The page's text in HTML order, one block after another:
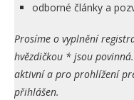
odborné články a
Prosíme o vyplnění
hvězdičkou * jsou
aktivní a pro prohlížení
přihlášen.